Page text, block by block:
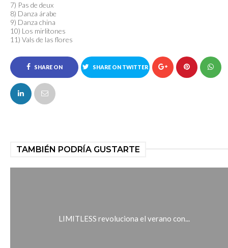
7) Pas de deux
8) Danza árabe
9) Danza china
10) Los mirlitones
11) Vals de las flores
SHARE ON
FACEBOOK
SHARE ON TWITTER
TAMBIÉN PODRÍA GUSTARTE
LIMITLESS revoluciona el verano con...